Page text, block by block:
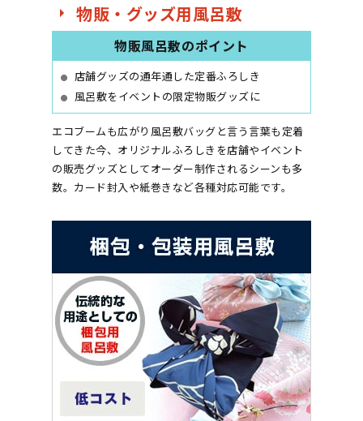
物販・グッズ用風呂敷
物販風呂敷のポイント
店舗グッズの通年通した定番ふろしき
風呂敷をイベントの限定物販グッズに
エコブームも広がり風呂敷バッグと言う言葉も定着
してきた今、オリジナルふろしきを店舗やイベント
の販売グッズとしてオーダー制作されるシーンも多
数。カード封入や紙巻きなど各種対応可能です。